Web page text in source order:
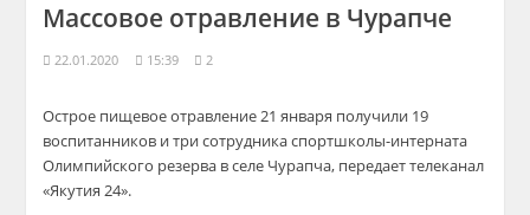
Массовое отравление в Чурапче
22.01.2020 15:39 2
Острое пищевое отравление 21 января получили 19
воспитанников и три сотрудника спортшколы-интерната
Олимпийского резерва в селе Чурапча, передает телеканал
«Якутия 24».